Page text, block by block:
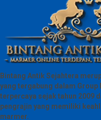
Bintang Antik Sejahtera
yang tergabung dalam Group
terpercaya sejak tahun 2009
pengrajin yang memiliki
marmer.